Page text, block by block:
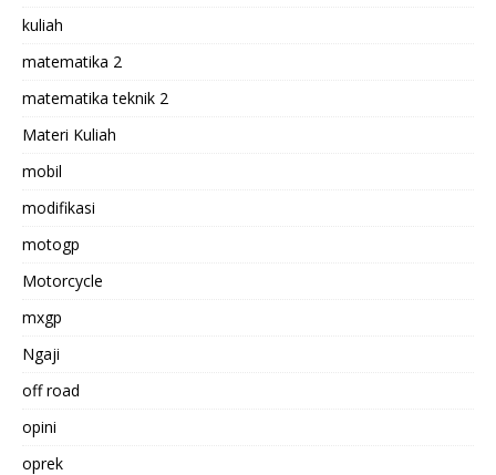
kuliah
matematika 2
matematika teknik 2
Materi Kuliah
mobil
modifikasi
motogp
Motorcycle
mxgp
Ngaji
off road
opini
oprek